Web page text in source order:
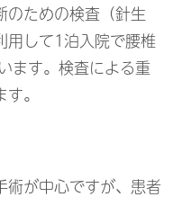
のための検査（針生
用して1泊入院で腰椎
ます。検査による重
。
術が中心ですが、患者